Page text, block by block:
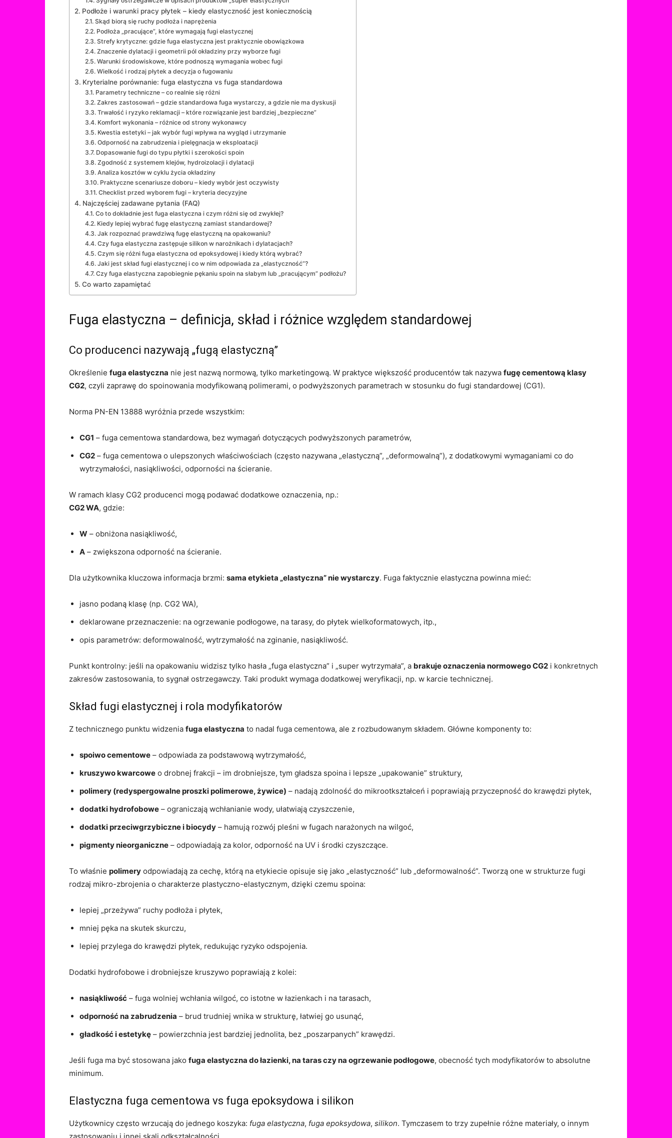
Podłoże i warunki pracy płytek – kiedy elastyczność jest koniecznością
Skąd biorą się ruchy podłoża i naprężenia
Podłoża „pracujące”, które wymagają fugi elastycznej
Strefy krytyczne: gdzie fuga elastyczna jest praktycznie obowiązkowa
Znaczenie dylatacji i geometrii pól okładziny przy wyborze fugi
Warunki środowiskowe, które podnoszą wymagania wobec fugi
Wielkość i rodzaj płytek a decyzja o fugowaniu
Kryterialne porównanie: fuga elastyczna vs fuga standardowa
Parametry techniczne – co realnie się różni
Zakres zastosowań – gdzie standardowa fuga wystarczy, a gdzie nie ma dyskusji
Trwałość i ryzyko reklamacji – które rozwiązanie jest bardziej „bezpieczne”
Komfort wykonania – różnice od strony wykonawcy
Kwestia estetyki – jak wybór fugi wpływa na wygląd i utrzymanie
Odporność na zabrudzenia i pielęgnacja w eksploatacji
Dopasowanie fugi do typu płytki i szerokości spoin
Zgodność z systemem klejów, hydroizolacji i dylatacji
Analiza kosztów w cyklu życia okładziny
Praktyczne scenariusze doboru – kiedy wybór jest oczywisty
Checklist przed wyborem fugi – kryteria decyzyjne
Najczęściej zadawane pytania (FAQ)
Co to dokładnie jest fuga elastyczna i czym różni się od zwykłej?
Kiedy lepiej wybrać fugę elastyczną zamiast standardowej?
Jak rozpoznać prawdziwą fugę elastyczną na opakowaniu?
Czy fuga elastyczna zastępuje silikon w narożnikach i dylatacjach?
Czym się różni fuga elastyczna od epoksydowej i kiedy którą wybrać?
Jaki jest skład fugi elastycznej i co w nim odpowiada za „elastyczność”?
Czy fuga elastyczna zapobiegnie pękaniu spoin na słabym lub „pracującym” podłożu?
Co warto zapamiętać
Fuga elastyczna – definicja, skład i różnice względem standardowej
Co producenci nazywają „fugą elastyczną”
Określenie fuga elastyczna nie jest nazwą normową, tylko marketingową. W praktyce większość producentów tak nazywa fugę cementową klasy
CG2, czyli zaprawę do spoinowania modyfikowaną polimerami, o podwyższonych parametrach w stosunku do fugi standardowej (CG1).
Norma PN-EN 13888 wyróżnia przede wszystkim:
CG1 – fuga cementowa standardowa, bez wymagań dotyczących podwyższonych parametrów,
CG2 – fuga cementowa o ulepszonych właściwościach (często nazywana „elastyczną”, „deformowalną”), z dodatkowymi wymaganiami co do
wytrzymałości, nasiąkliwości, odporności na ścieranie.
W ramach klasy CG2 producenci mogą podawać dodatkowe oznaczenia, np.:
CG2 WA, gdzie:
W – obniżona nasiąkliwość,
A – zwiększona odporność na ścieranie.
Dla użytkownika kluczowa informacja brzmi: sama etykieta „elastyczna” nie wystarczy. Fuga faktycznie elastyczna powinna mieć:
jasno podaną klasę (np. CG2 WA),
deklarowane przeznaczenie: na ogrzewanie podłogowe, na tarasy, do płytek wielkoformatowych, itp.,
opis parametrów: deformowalność, wytrzymałość na zginanie, nasiąkliwość.
Punkt kontrolny: jeśli na opakowaniu widzisz tylko hasła „fuga elastyczna” i „super wytrzymała”, a brakuje oznaczenia normowego CG2 i konkretnych
zakresów zastosowania, to sygnał ostrzegawczy. Taki produkt wymaga dodatkowej weryfikacji, np. w karcie technicznej.
Skład fugi elastycznej i rola modyfikatorów
Z technicznego punktu widzenia fuga elastyczna to nadal fuga cementowa, ale z rozbudowanym składem. Główne komponenty to:
spoiwo cementowe – odpowiada za podstawową wytrzymałość,
kruszywo kwarcowe o drobnej frakcji – im drobniejsze, tym gładsza spoina i lepsze „upakowanie” struktury,
polimery (redyspergowalne proszki polimerowe, żywice) – nadają zdolność do mikrootkształceń i poprawiają przyczepność do krawędzi płytek,
dodatki hydrofobowe – ograniczają wchłanianie wody, ułatwiają czyszczenie,
dodatki przeciwgrzybiczne i biocydy – hamują rozwój pleśni w fugach narażonych na wilgoć,
pigmenty nieorganiczne – odpowiadają za kolor, odporność na UV i środki czyszczące.
To właśnie polimery odpowiadają za cechę, którą na etykiecie opisuje się jako „elastyczność” lub „deformowalność”. Tworzą one w strukturze fugi
rodzaj mikro-zbrojenia o charakterze plastyczno-elastycznym, dzięki czemu spoina:
lepiej „przeżywa” ruchy podłoża i płytek,
mniej pęka na skutek skurczu,
lepiej przylega do krawędzi płytek, redukując ryzyko odspojenia.
Dodatki hydrofobowe i drobniejsze kruszywo poprawiają z kolei:
nasiąkliwość – fuga wolniej wchłania wilgoć, co istotne w łazienkach i na tarasach,
odporność na zabrudzenia – brud trudniej wnika w strukturę, łatwiej go usunąć,
gładkość i estetykę – powierzchnia jest bardziej jednolita, bez „poszarpanych” krawędzi.
Jeśli fuga ma być stosowana jako fuga elastyczna do łazienki, na taras czy na ogrzewanie podłogowe, obecność tych modyfikatorów to absolutne
minimum.
Elastyczna fuga cementowa vs fuga epoksydowa i silikon
Użytkownicy często wrzucają do jednego koszyka: fuga elastyczna, fuga epoksydowa, silikon. Tymczasem to trzy zupełnie różne materiały, o innym